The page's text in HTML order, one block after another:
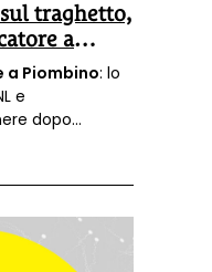
traghetto,
a
Piombino: lo
e
dopo
di metri
stava
che è
associazioni.